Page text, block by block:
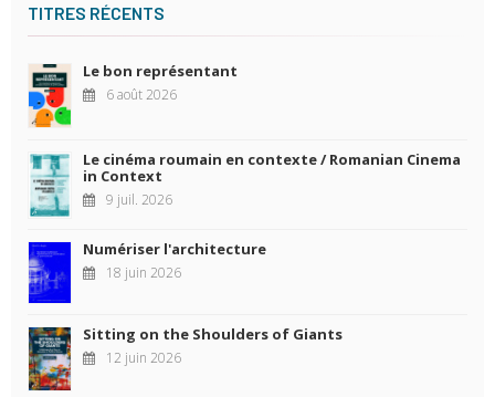
TITRES RÉCENTS
Le bon représentant
6 août 2026
Le cinéma roumain en contexte / Romanian Cinema
in Context
9 juil. 2026
Numériser l'architecture
18 juin 2026
Sitting on the Shoulders of Giants
12 juin 2026